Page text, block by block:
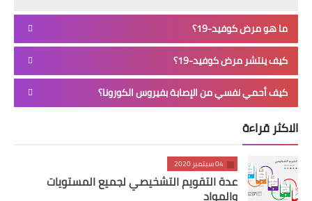
ما هو مرض كوفيد-19؟
كيف ينتشر مرض كوفيد-19؟
كيف أحمي نفسي من الإصابة بفيروس الكورونا؟
الاكثر قراءة
04 سبتمبر 2020
عدة التقويم التشخيصي لجميع المستويات
والمواد